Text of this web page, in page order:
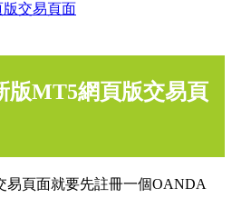
交易頁面
版MT5網頁版交易頁
易頁面就要先註冊一個OANDA